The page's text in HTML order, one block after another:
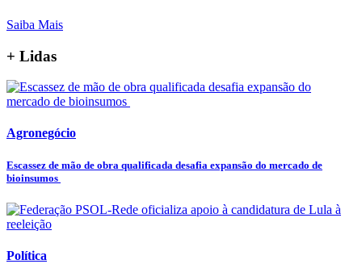
Saiba Mais
+ Lidas
Agronegócio
Escassez de mão de obra qualificada desafia expansão do mercado de
bioinsumos
Política